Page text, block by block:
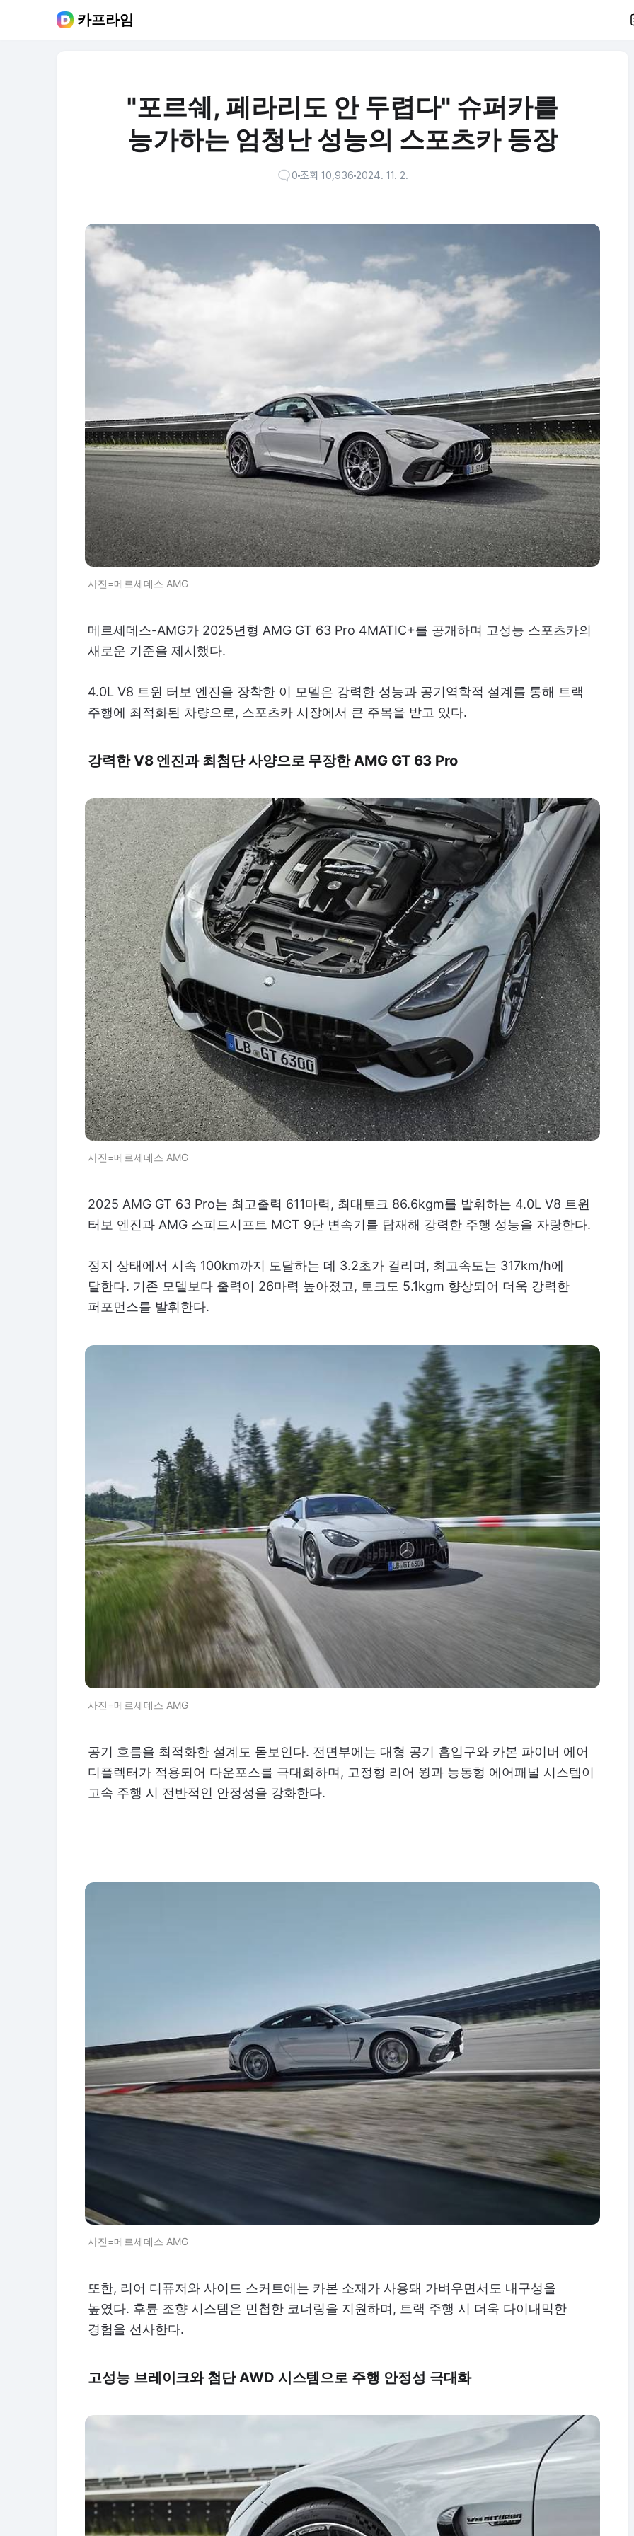
카프라임
"포르쉐, 페라리도 안 두렵다" 슈퍼카를
능가하는 엄청난 성능의 스포츠카 등장
0 조회 10,936 2024. 11. 2.
사진=메르세데스 AMG
메르세데스-AMG가 2025년형 AMG GT 63 Pro 4MATIC+를 공개하며 고성능 스포츠카의
새로운 기준을 제시했다.
4.0L V8 트윈 터보 엔진을 장착한 이 모델은 강력한 성능과 공기역학적 설계를 통해 트랙
주행에 최적화된 차량으로, 스포츠카 시장에서 큰 주목을 받고 있다.
강력한 V8 엔진과 최첨단 사양으로 무장한 AMG GT 63 Pro
사진=메르세데스 AMG
2025 AMG GT 63 Pro는 최고출력 611마력, 최대토크 86.6kgm를 발휘하는 4.0L V8 트윈
터보 엔진과 AMG 스피드시프트 MCT 9단 변속기를 탑재해 강력한 주행 성능을 자랑한다.
정지 상태에서 시속 100km까지 도달하는 데 3.2초가 걸리며, 최고속도는 317km/h에
달한다. 기존 모델보다 출력이 26마력 높아졌고, 토크도 5.1kgm 향상되어 더욱 강력한
퍼포먼스를 발휘한다.
사진=메르세데스 AMG
공기 흐름을 최적화한 설계도 돋보인다. 전면부에는 대형 공기 흡입구와 카본 파이버 에어
디플렉터가 적용되어 다운포스를 극대화하며, 고정형 리어 윙과 능동형 에어패널 시스템이
고속 주행 시 전반적인 안정성을 강화한다.
사진=메르세데스 AMG
또한, 리어 디퓨저와 사이드 스커트에는 카본 소재가 사용돼 가벼우면서도 내구성을
높였다. 후륜 조향 시스템은 민첩한 코너링을 지원하며, 트랙 주행 시 더욱 다이내믹한
경험을 선사한다.
고성능 브레이크와 첨단 AWD 시스템으로 주행 안정성 극대화